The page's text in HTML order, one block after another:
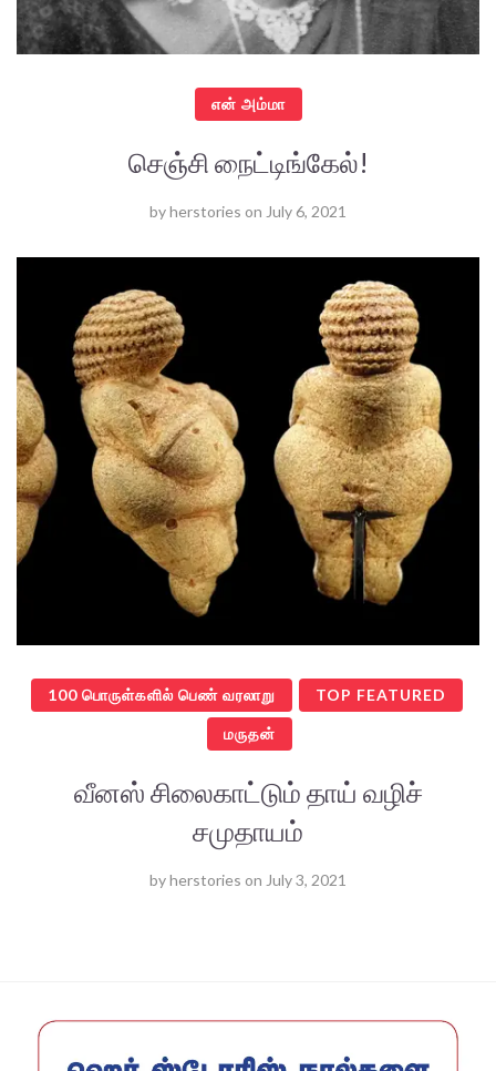
என் அம்மா
செஞ்சி நைட்டிங்கேல்!
byherstories on July 6, 2021
100 பொருள்களில் பெண் வரலாறு TOP FEATURED
மருதன்
வீனஸ் சிலைகாட்டும் தாய் வழிச்
சமுதாயம்
byherstories on July 3, 2021